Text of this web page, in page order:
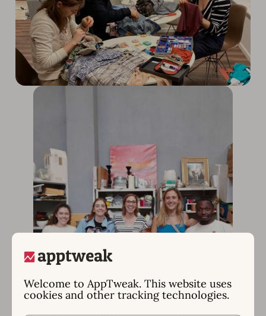
Welcome to AppTweak. This website uses
cookies and other tracking technologies.